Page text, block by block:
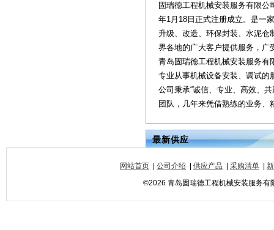
固瑞德工程机械安装服务有限
年1月18日正式注册成立。是一
升级、改造、环保封装、水泥仓
界各地的广大客户提供服务，广
青岛固瑞德工程机械安装服务有
专业从事机械设备安装、调试的
公司秉承“诚信、专业、高效、
团队，几年来凭借熟练的业务
最新供应
网站首页 公司介绍 供应产品 采购清单
©2026 青岛固瑞德工程机械安装服务